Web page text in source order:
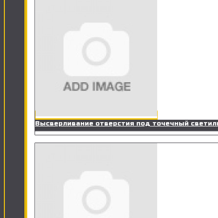
Высверливание отверстия под точечный